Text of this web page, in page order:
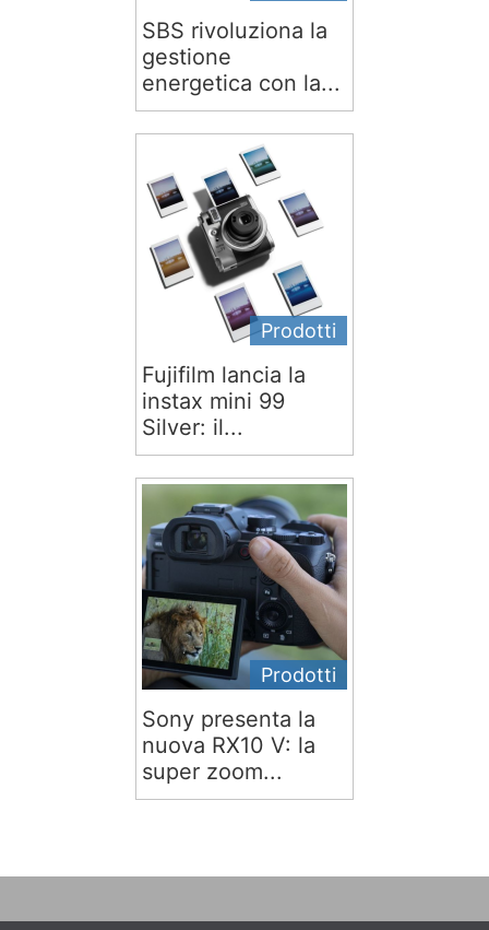
SBS rivoluziona la
gestione
energetica con la...
Prodotti
Fujifilm lancia la
instax mini 99
Silver: il...
Prodotti
Sony presenta la
nuova RX10 V: la
super zoom...